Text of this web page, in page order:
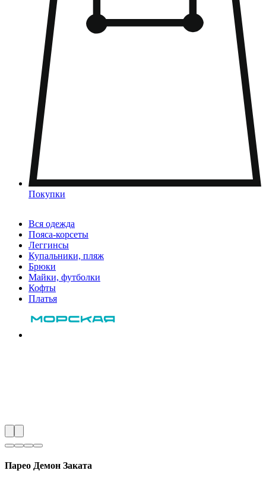
Покупки
Вся одежда
Пояса-корсеты
Леггинсы
Купальники, пляж
Брюки
Майки, футболки
Кофты
Платья
Парео Демон Заката